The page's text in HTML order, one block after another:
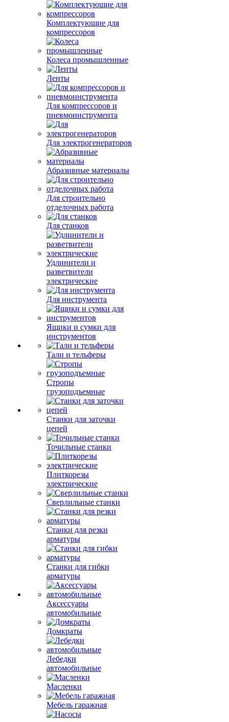
Комплектующие для
компрессоров
Колеса промышленные
Ленты
Для компрессоров и
пневмоинструмента
Для электрогенераторов
Абразивные материалы
Для строительно
отделочных работа
Для станков
Удлинители и
разветвители
электрические
Для инструмента
Ящики и сумки для
инструментов
Тали и тельферы
Стропы
грузоподъемные
Станки для заточки
цепей
Точильные станки
Плиткорезы
электрические
Сверлильные станки
Станки для резки
арматуры
Станки для гибки
арматуры
Аксессуары
автомобильные
Домкраты
Лебедки
автомобильные
Масленки
Мебель гаражная